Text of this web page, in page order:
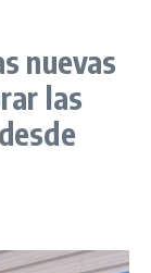
nuevas
las